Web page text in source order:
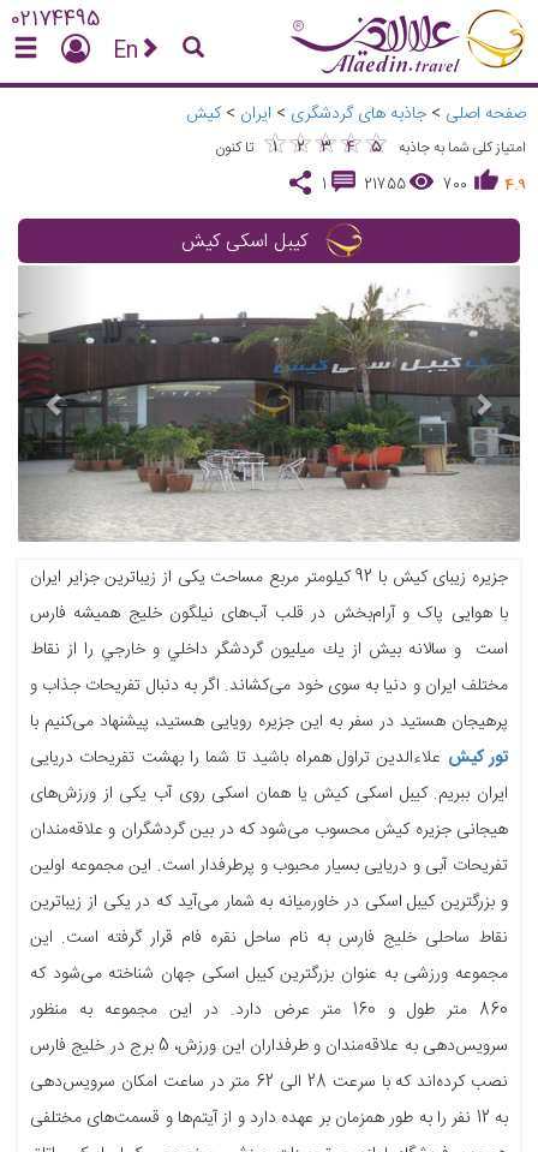
02174495
En
صفحه اصلی > جاذبه های گردشگری > ایران > کیش
امتیاز کلی شما به جاذبه ★
1 ★
2 ★
3 ★
4 ★
5
★★★★★
تا کنون
4.9
700
21755
1
کیبل اسکی کیش
جزيره زیبای کیش با 92 كيلومتر مربع مساحت یکی از زیباترین جزایر ایران
با هوایی پاک و آرام‌بخش در قلب آب‌های نیلگون خلیج همیشه فارس
است و سالانه بيش از يك ميليون گردشگر داخلي و خارجي را از نقاط
مختلف ایران و دنیا به سوی خود می‌کشاند. اگر به دنبال تفریحات جذاب و
پرهیجان هستید در سفر به این جزیره رویایی هستید، پیشنهاد می‌کنیم با
تور کیش علاءالدین تراول همراه باشید تا شما را بهشت تفریحات دریایی
ایران ببریم. کیبل اسکی کیش یا همان اسکی روی آب یکی از ورزش‌های
هیجانی جزیره کیش محسوب می‌شود که در بین گردشگران و علاقه‌مندان
تفریحات آبی و دریایی بسیار محبوب و پرطرفدار است. این مجموعه اولین
و بزرگترین کیبل اسکی در خاورمیانه به شمار می‌آید که در یکی از زیباترین
نقاط ساحلی خلیج فارس به نام ساحل نقره فام قرار گرفته است. این
مجموعه ورزشی به عنوان بزرگترین کیبل اسکی جهان شناخته می‌شود که
860 متر طول و 160 متر عرض دارد. در این مجموعه به منظور
سرویس‌دهی به علاقه‌مندان و طرفداران این ورزش، 5 برج در خلیج فارس
نصب کرده‌اند که با سرعت 28 الی 62 متر در ساعت امکان سرویس‌دهی
به 12 نفر را به طور همزمان بر عهده دارد و از آیتم‌ها و قسمت‌های مختلفی